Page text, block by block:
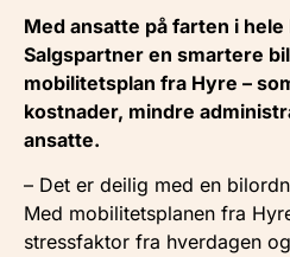
Med ansatte på farten i
Salgspartner en smartere
mobilitetsplan fra Hyre –
kostnader, mindre
ansatte.
– Det er deilig med en
Med mobilitetsplanen fra
stressfaktor fra hverdagen